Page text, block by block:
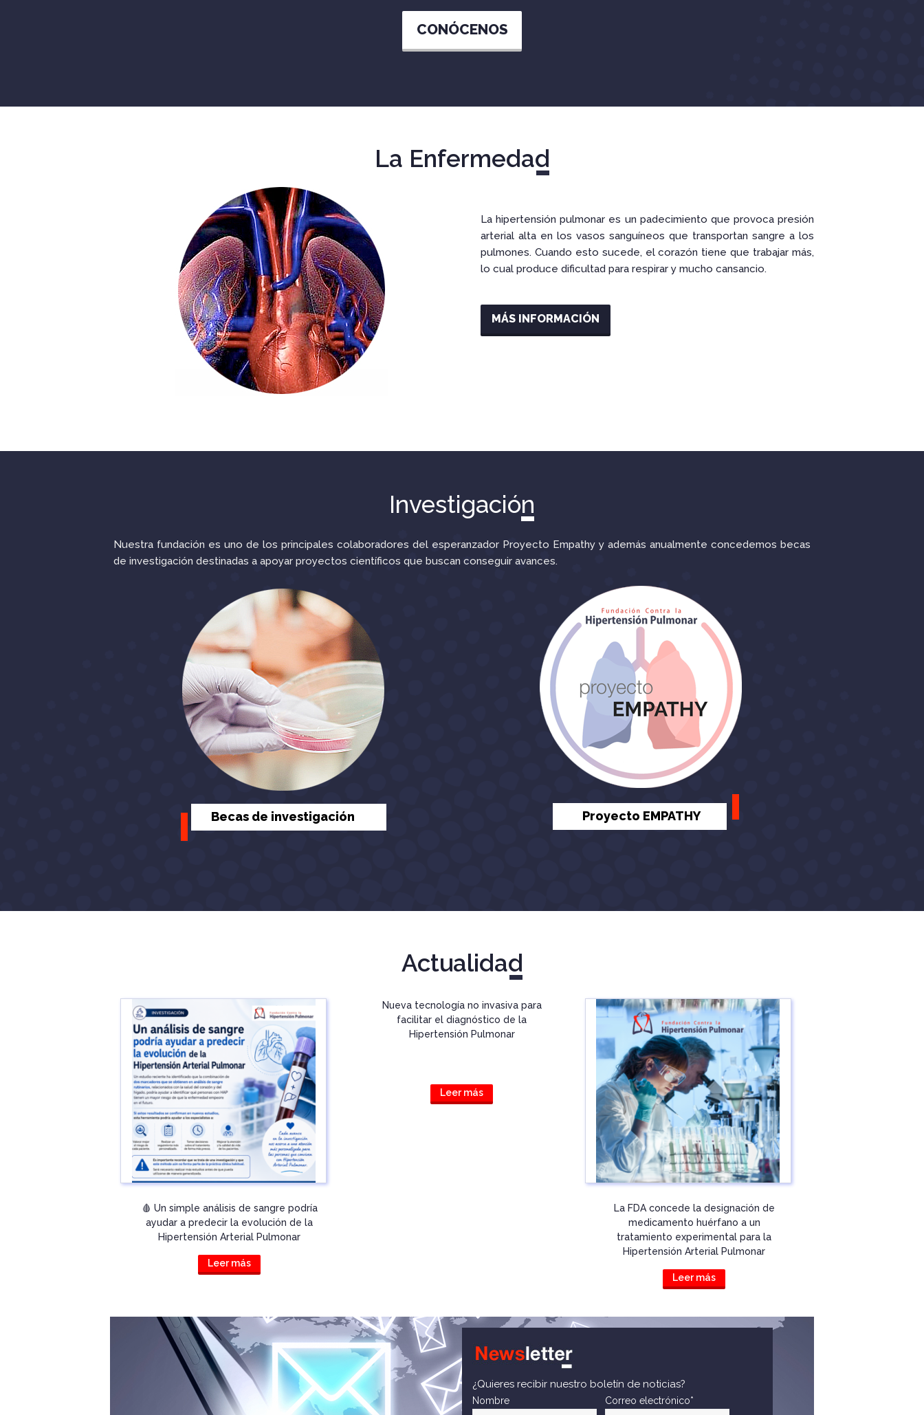
CONÓCENOS
La Enfermedad
La hipertensión pulmonar es un padecimiento que provoca presión
arterial alta en los vasos sanguíneos que transportan sangre a los
pulmones. Cuando esto sucede, el corazón tiene que trabajar más,
lo cual produce dificultad para respirar y mucho cansancio.
MÁS INFORMACIÓN
Investigación
Nuestra fundación es uno de los principales colaboradores del esperanzador Proyecto Empathy y además anualmente concedemos becas
de investigación destinadas a apoyar proyectos científicos que buscan conseguir avances.
Becas de investigación Proyecto EMPATHY
Actualidad
🩸 Un simple análisis de sangre podría
ayudar a predecir la evolución de la
Hipertensión Arterial Pulmonar
Leer más
Nueva tecnología no invasiva para
facilitar el diagnóstico de la
Hipertensión Pulmonar
Leer más
La FDA concede la designación de
medicamento huérfano a un
tratamiento experimental para la
Hipertensión Arterial Pulmonar
Leer más
¿Quieres recibir nuestro boletín de noticias?
Nombre Correo electrónico*